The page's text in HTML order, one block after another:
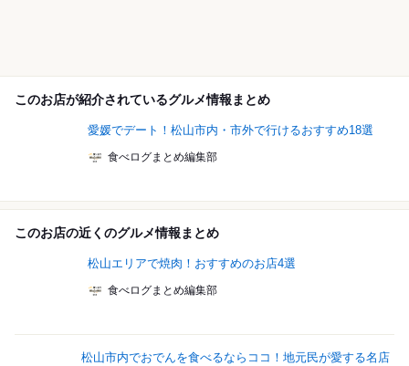
このお店が紹介されているグルメ情報まとめ
愛媛でデート！松山市内・市外で行けるおすすめ18選
食べログまとめ編集部
このお店の近くのグルメ情報まとめ
松山エリアで焼肉！おすすめのお店4選
食べログまとめ編集部
松山市内でおでんを食べるならココ！地元民が愛する名店